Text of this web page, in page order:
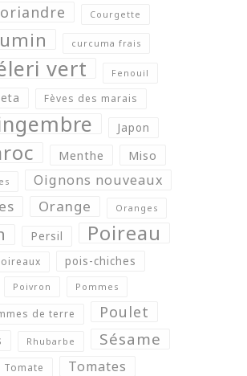
Courgette
curcuma frais
vert Fenouil
Fèves des marais
Japon
Menthe Miso
Oignons nouveaux
Orange Oranges
Persil Poireau
pois-chiches
Poivron Pommes
de terre Poulet
Rhubarbe Sésame
Tomate Tomates